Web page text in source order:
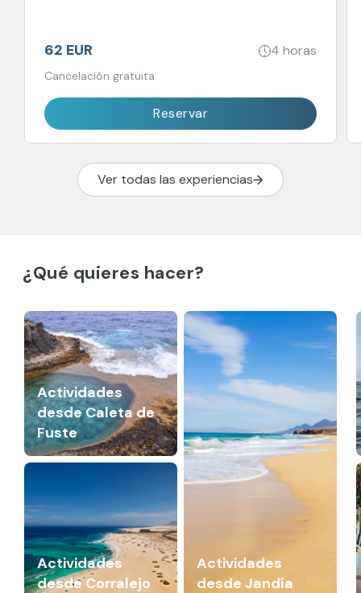
62 EUR 4 horas
Cancelación gratuita
Reservar
Ver todas las experiencias
¿Qué quieres hacer?
Actividades
desde Caleta de
Fuste
Actividades
desde Jandía
Actividades
desde Corralejo